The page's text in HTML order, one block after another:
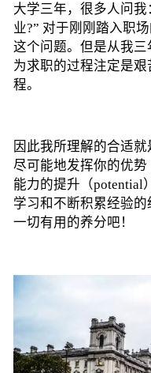
大学三年，很多人问
业?” 对于刚刚踏入职
这个问题。但是从我三
为求职的过程注定是
程。
因此我所理解的合适
尽可能地发挥你的优势
能力的提升（potential）
学习和不断积累经验
一切有用的养分吧！